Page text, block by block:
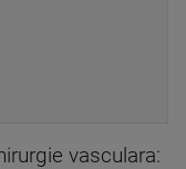
vasculara: